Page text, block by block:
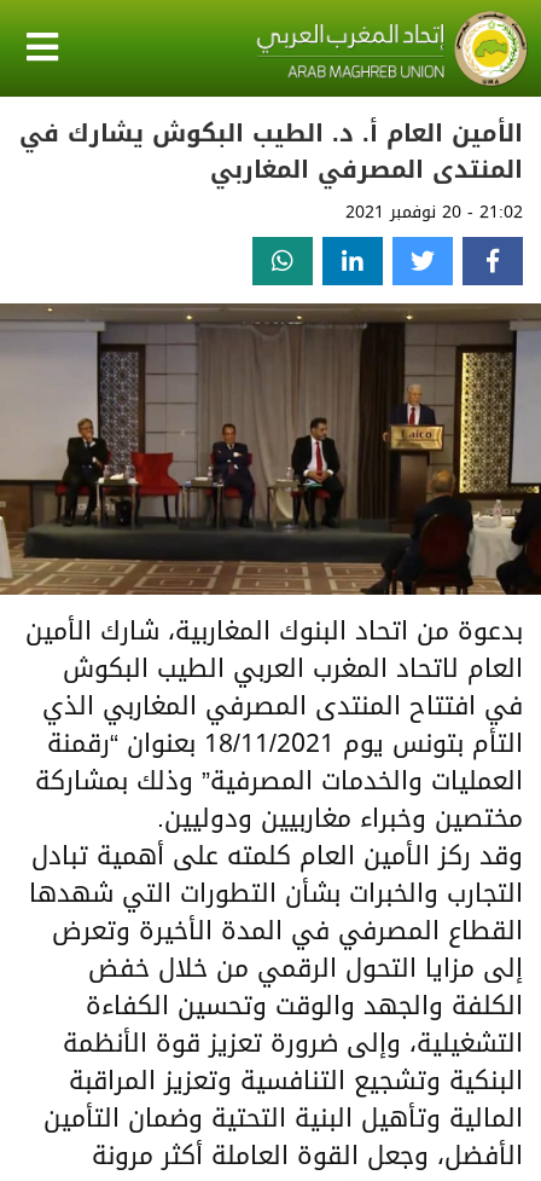
الأمين العام أ. د. الطيب البكوش يشارك في
المنتدى المصرفي المغاربي
21:02 - 20 نوفمبر 2021
بدعوة من اتحاد البنوك المغاربية، شارك الأمين
العام لاتحاد المغرب العربي الطيب البكوش
في افتتاح المنتدى المصرفي المغاربي الذي
التأم بتونس يوم 18/11/2021 بعنوان “رقمنة
العمليات والخدمات المصرفية” وذلك بمشاركة
مختصين وخبراء مغاربيين ودوليين.
وقد ركز الأمين العام كلمته على أهمية تبادل
التجارب والخبرات بشأن التطورات التي شهدها
القطاع المصرفي في المدة الأخيرة وتعرض
إلى مزايا التحول الرقمي من خلال خفض
الكلفة والجهد والوقت وتحسين الكفاءة
التشغيلية، وإلى ضرورة تعزيز قوة الأنظمة
البنكية وتشجيع التنافسية وتعزيز المراقبة
المالية وتأهيل البنية التحتية وضمان التأمين
الأفضل، وجعل القوة العاملة أكثر مرونة